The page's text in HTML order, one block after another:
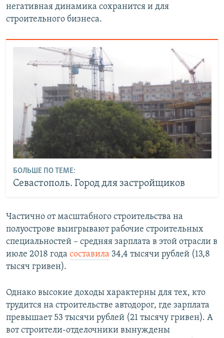
негативная динамика сохранится и для
строительного бизнеса.
БОЛЬШЕ ПО ТЕМЕ:
Севастополь. Город для застройщиков
Частично от масштабного строительства на
полуострове выигрывают рабочие строительных
специальностей – средняя зарплата в этой отрасли в
июле 2018 года составила 34,4 тысячи рублей (13,8
тысяч гривен).
Однако высокие доходы характерны для тех, кто
трудится на строительстве автодорог, где зарплата
превышает 53 тысячи рублей (21 тысячу гривен). А
вот строители-отделочники вынуждены